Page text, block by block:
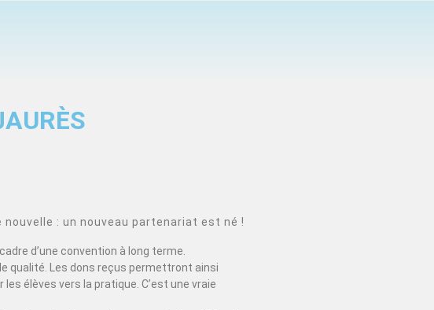
: un nouveau partenariat est né !
d’une convention à long terme.
qualité. Les dons reçus permettront ainsi
élèves vers la pratique. C’est une vraie